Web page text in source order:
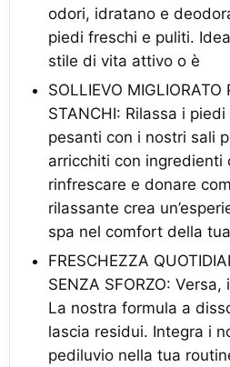
odori, idratano e
piedi freschi e puliti.
stile di vita attivo o è
SOLLIEVO MIGLIORATO
STANCHI: Rilassa i
pesanti con i nostri sali
arricchiti con ingredienti
rinfrescare e donare
rilassante crea
spa nel comfort della
FRESCHEZZA
SENZA SFORZO:
La nostra formula a
lascia residui. Integra i
pediluvio nella tua